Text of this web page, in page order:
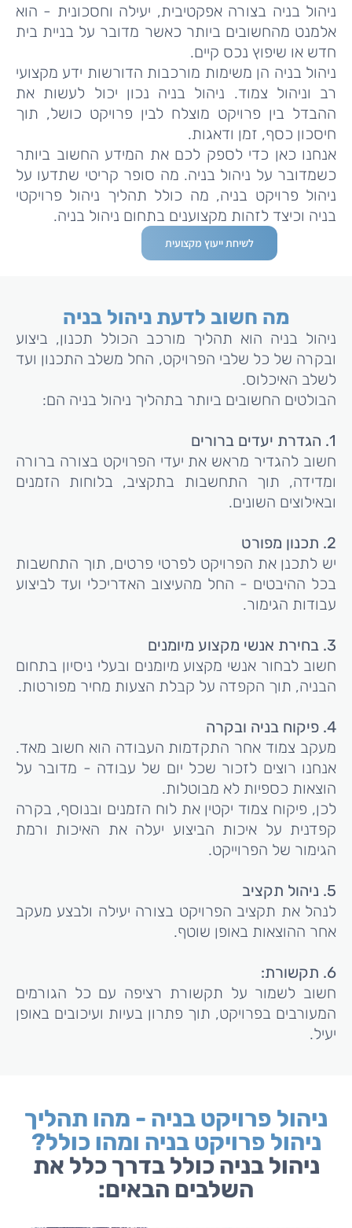
ניהול בניה בצורה אפקטיבית, יעילה וחסכונית - הוא
אלמנט מהחשובים ביותר כאשר מדובר על בניית בית
חדש או שיפוץ נכס קיים.
ניהול בניה הן משימות מורכבות הדורשות ידע מקצועי
רב וניהול צמוד. ניהול בניה נכון יכול לעשות את
ההבדל בין פרויקט מוצלח לבין פרויקט כושל, תוך
חיסכון כסף, זמן ודאגות.
אנחנו כאן כדי לספק לכם את המידע החשוב ביותר
כשמדובר על ניהול בניה. מה סופר קריטי שתדעו על
ניהול פרויקט בניה, מה כולל תהליך ניהול פרויקטי
בניה וכיצד לזהות מקצוענים בתחום ניהול בניה.
לשיחת ייעוץ מקצועית
מה חשוב לדעת ניהול בניה
ניהול בניה הוא תהליך מורכב הכולל תכנון, ביצוע
ובקרה של כל שלבי הפרויקט, החל משלב התכנון ועד
לשלב האיכלוס.
הבולטים החשובים ביותר בתהליך ניהול בניה הם:
1. הגדרת יעדים ברורים
חשוב להגדיר מראש את יעדי הפרויקט בצורה ברורה
ומדידה, תוך התחשבות בתקציב, בלוחות הזמנים
ובאילוצים השונים.
2. תכנון מפורט
יש לתכנן את הפרויקט לפרטי פרטים, תוך התחשבות
בכל ההיבטים - החל מהעיצוב האדריכלי ועד לביצוע
עבודות הגימור.
3. בחירת אנשי מקצוע מיומנים
חשוב לבחור אנשי מקצוע מיומנים ובעלי ניסיון בתחום
הבניה, תוך הקפדה על קבלת הצעות מחיר מפורטות.
4. פיקוח בניה ובקרה
מעקב צמוד אחר התקדמות העבודה הוא חשוב מאד.
אנחנו רוצים לזכור שכל יום של עבודה - מדובר על
הוצאות כספיות לא מבוטלות.
לכן, פיקוח צמוד יקטין את לוח הזמנים ובנוסף, בקרה
קפדנית על איכות הביצוע יעלה את האיכות ורמת
הגימור של הפרוייקט.
5. ניהול תקציב
לנהל את תקציב הפרויקט בצורה יעילה ולבצע מעקב
אחר ההוצאות באופן שוטף.
6. תקשורת:
חשוב לשמור על תקשורת רציפה עם כל הגורמים
המעורבים בפרויקט, תוך פתרון בעיות ועיכובים באופן
יעיל.
ניהול פרויקט בניה - מהו תהליך
ניהול פרויקט בניה ומהו כולל?
ניהול בניה כולל בדרך כלל את
השלבים הבאים: